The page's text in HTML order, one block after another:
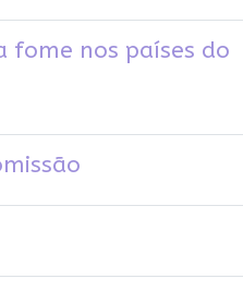
fome nos países do